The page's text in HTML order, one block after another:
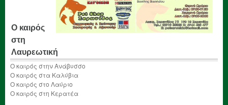
Ο καιρός
στη
Λαυρεωτική
Ο καιρός στην Ανάβυσσο
Ο καιρός στα Καλύβια
Ο καιρός στο Λαύριο
Ο καιρός στη Κερατέα